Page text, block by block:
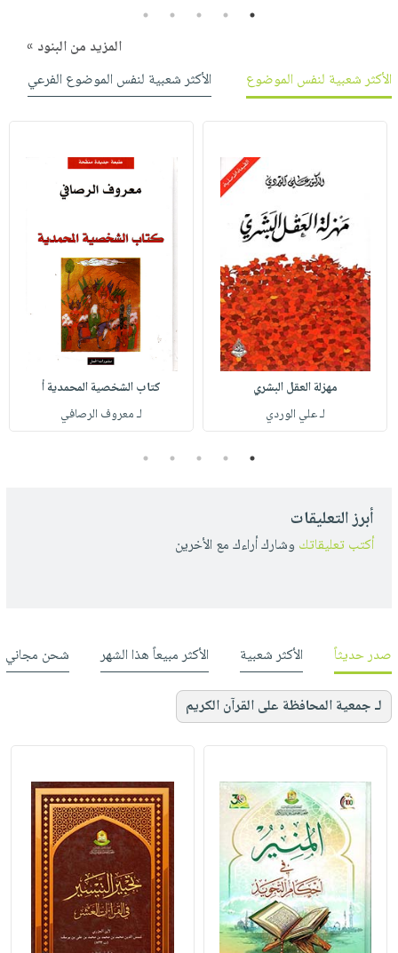
1
2
3
4
5
المزيد من البنود »
الأكثر شعبية لنفس الموضوع
الأكثر شعبية لنفس الموضوع الفرعي
مهزلة العقل البشري
لـ علي الوردي
كتاب الشخصية المحمدية أ
لـ معروف الرصافي
1
2
3
4
5
أبرز التعليقات
أكتب تعليقاتك وشارك أراءك مع الأخرين
صدر حديثاً الأكثر شعبية الأكثر مبيعاً هذا الشهر شحن مجاني
لـ جمعية المحافظة على القرآن الكريم